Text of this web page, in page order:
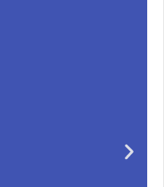
adquirir nuestro segundo